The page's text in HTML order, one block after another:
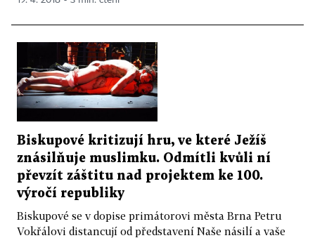
Biskupové kritizují hru, ve které Ježíš
znásilňuje muslimku. Odmítli kvůli ní
převzít záštitu nad projektem ke 100.
výročí republiky
Biskupové se v dopise primátorovi města Brna Petru
Vokřálovi distancují od představení Naše násilí a vaše